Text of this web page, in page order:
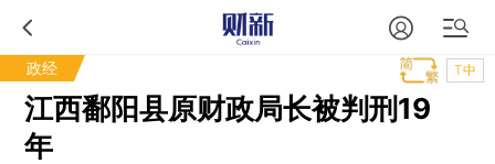
政经 T中
江西鄱阳县原财政局长被判刑19
年